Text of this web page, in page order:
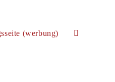
(werbung)